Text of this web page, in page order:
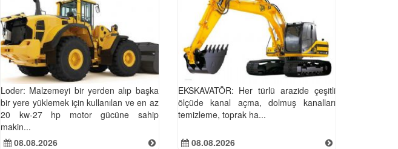
Loder: Malzemeyi bir yerden alıp başka
bir yere yüklemek için kullanılan ve en az
20 kw-27 hp motor gücüne sahip
makin...
08.08.2026
EKSKAVATÖR: Her türlü arazide çeşitli
ölçüde kanal açma, dolmuş kanalları
temizleme, toprak ha...
08.08.2026